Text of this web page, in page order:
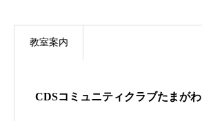
レッスン料金
教室案内
CDSコミュニティクラブたまがわ